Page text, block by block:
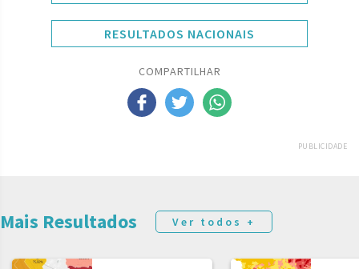
RESULTADOS NACIONAIS
COMPARTILHAR
PUBLICIDADE
Mais Resultados Ver todos +